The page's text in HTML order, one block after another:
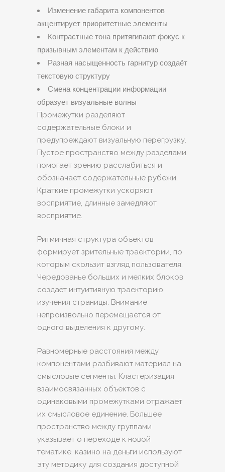
Изменение габарита компонентов
акцентирует приоритетные элементы
Контрастные тона притягивают фокус к
призывным элементам к действию
Разная насыщенность гарнитур создаёт
текстовую структуру
Смена концентрации информации
образует визуальные волны
Промежутки разделяют
содержательные блоки и
предупреждают визуальную перегрузку.
Пустое пространство между разделами
помогает зрению расслабиться и
обозначает содержательные рубежи.
Краткие промежутки ускоряют
восприятие, длинные замедляют
восприятие.
Ритмичная структура объектов
формирует зрительные траектории, по
которым скользит взгляд пользователя.
Чередованье больших и мелких блоков
создаёт интуитивную траекторию
изучения страницы. Внимание
непроизвольно перемещается от
одного выделения к другому.
Равномерные расстояния между
компонентами разбивают материал на
смысловые сегменты. Кластеризация
взаимосвязанных объектов с
одинаковыми промежутками отражает
их смысловое единение. Большее
пространство между группами
указывает о переходе к новой
тематике. казино на деньги используют
эту методику для создания доступной